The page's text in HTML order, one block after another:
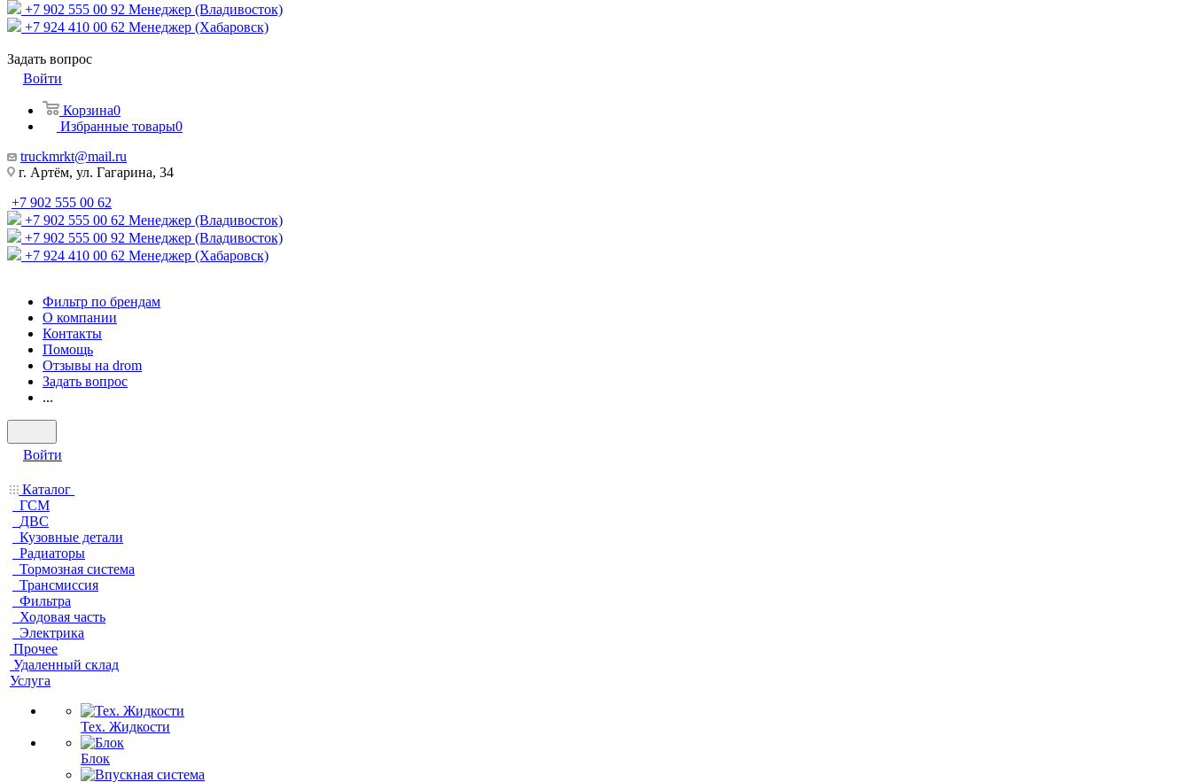
+7 902 555 00 92 Менеджер (Владивосток)
+7 924 410 00 62 Менеджер (Хабаровск)
Задать вопрос
Войти
Корзина0
Избранные товары0
truckmrkt@mail.ru
г. Артём, ул. Гагарина, 34
+7 902 555 00 62
+7 902 555 00 62 Менеджер (Владивосток)
+7 902 555 00 92 Менеджер (Владивосток)
+7 924 410 00 62 Менеджер (Хабаровск)
Фильтр по брендам
О компании
Контакты
Помощь
Отзывы на drom
Задать вопрос
...
Войти
Каталог
ГСМ
ДВС
Кузовные детали
Радиаторы
Тормозная система
Трансмиссия
Фильтра
Ходовая часть
Электрика
Прочее
Удаленный склад
Услуга
Тех. Жидкости
Блок